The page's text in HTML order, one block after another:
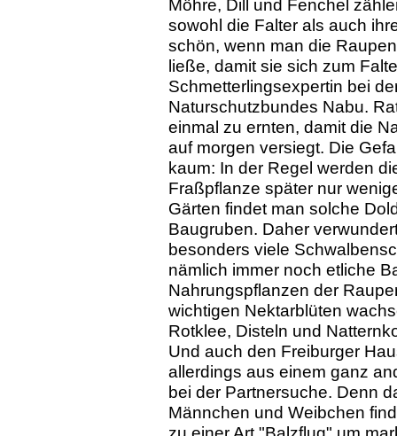
Möhre, Dill und Fenchel
sowohl die Falter als auch
schön, wenn man die
ließe, damit sie sich zum
Schmetterlingsexpertin bei
Naturschutzbundes Nabu.
einmal zu ernten, damit die
auf morgen versiegt. Die
kaum: In der Regel werden
Fraßpflanze später nur
Gärten findet man solche
Baugruben. Daher
besonders viele
nämlich immer noch etliche
Nahrungspflanzen der
wichtigen Nektarblüten
Rotklee, Disteln und
Und auch den Freiburger
allerdings aus einem ganz
bei der Partnersuche. Denn
Männchen und Weibchen